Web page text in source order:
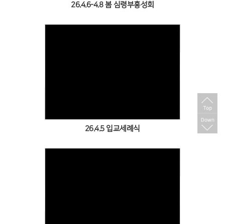
26.4.6-4.8 봄 심령부흥성회
26.4.5 입교세례식